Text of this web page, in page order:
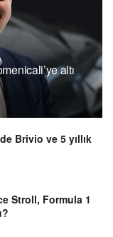
altı
Brivio ve 5 yıllık
Stroll, Formula 1